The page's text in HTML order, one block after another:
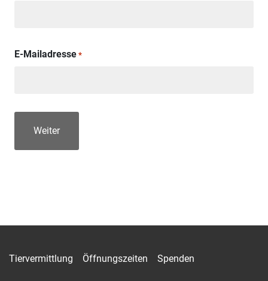
E-Mailadresse *
Tiervermittlung Öffnungszeiten Spenden